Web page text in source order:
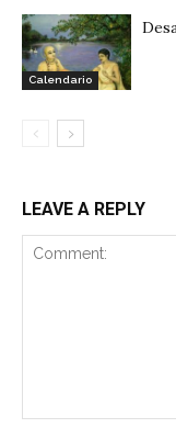
Calendario
LEAVE A REPLY